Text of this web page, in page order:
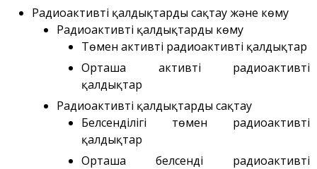
ВЧГ-135 стенді
Плазмалық-шоқты
қондырғысы бар стенд
Кешендер
Атом энергетикасын
дамыту
зерттеуілері
Радиоактивті қалдықтарды сақтау және көму
Радиоактивті қалдықтарды көму
Төмен активті радиоактивті қалдықтар
Орташа активті радиоактивті
қалдықтар
Радиоактивті қалдықтарды сақтау
Белсенділігі төмен радиоактивті
қалдықтар
Орташа белсенді радиоактивті